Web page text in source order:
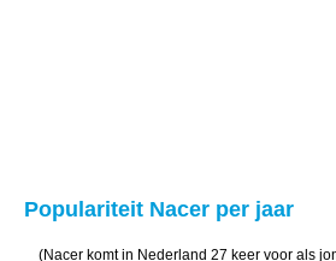
Populariteit Nacer per jaar
(Nacer komt in Nederland 27 keer voor als